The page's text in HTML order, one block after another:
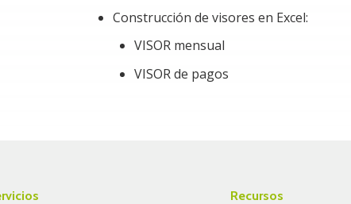
Construcción de visores en Excel:
VISOR mensual
VISOR de pagos
Recursos